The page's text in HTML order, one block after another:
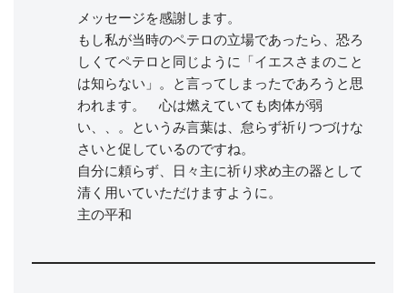
メッセージを感謝します。
もし私が当時のペテロの立場であったら、恐ろ
しくてペテロと同じように「イエスさまのこと
は知らない」。と言ってしまったであろうと思
われます。 心は燃えていても肉体が弱
い、、。というみ言葉は、怠らず祈りつづけな
さいと促しているのですね。
自分に頼らず、日々主に祈り求め主の器として
清く用いていただけますように。
主の平和